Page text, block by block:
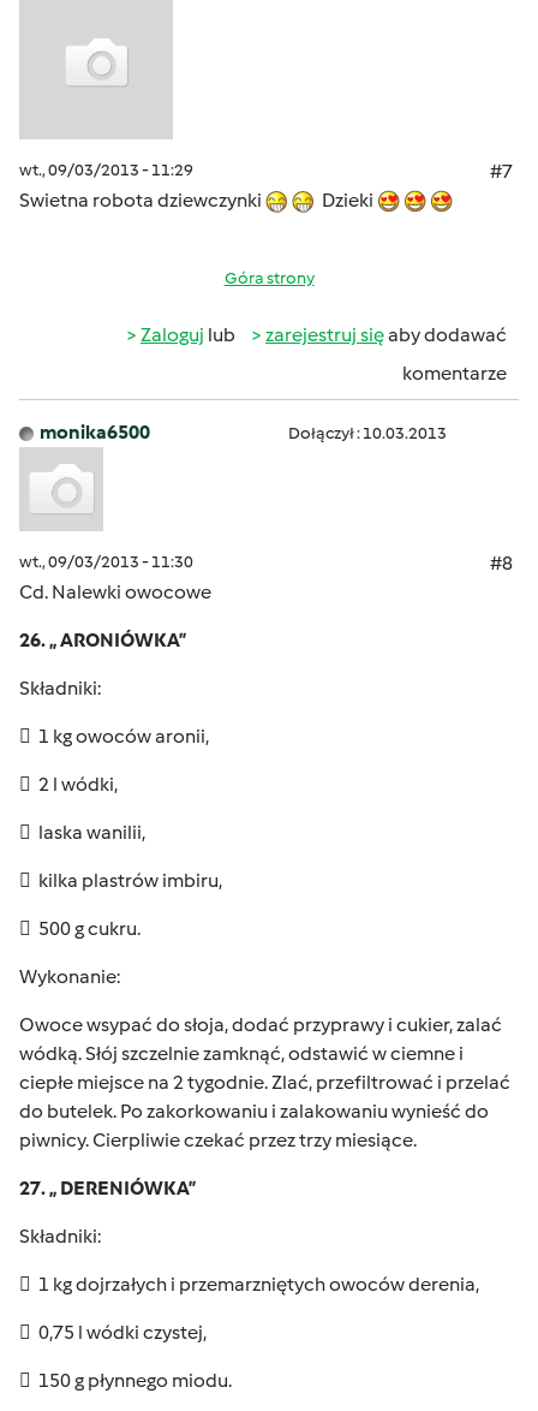
wt., 09/03/2013 - 11:29
#7
Swietna robota dziewczynki
Dzieki
Góra strony
Zaloguj lub zarejestruj sięaby dodawać
komentarze
monika6500 Dołączył : 10.03.2013
wt., 09/03/2013 - 11:30
#8
Cd. Nalewki owocowe
26. „ ARONIÓWKA”
Składniki:
 1 kg owoców aronii,
 2 l wódki,
 laska wanilii,
 kilka plastrów imbiru,
 500 g cukru.
Wykonanie:
Owoce wsypać do słoja, dodać przyprawy i cukier, zalać
wódką. Słój szczelnie zamknąć, odstawić w ciemne i
ciepłe miejsce na 2 tygodnie. Zlać, przefiltrować i przelać
do butelek. Po zakorkowaniu i zalakowaniu wynieść do
piwnicy. Cierpliwie czekać przez trzy miesiące.
27. „ DERENIÓWKA”
Składniki:
 1 kg dojrzałych i przemarzniętych owoców derenia,
 0,75 l wódki czystej,
 150 g płynnego miodu.